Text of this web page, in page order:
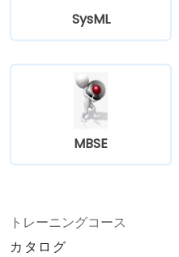
SysML
MBSE
トレーニングコース
カタログ